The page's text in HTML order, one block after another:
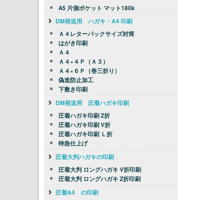
A5 片側ポケット マット180k
DM発送用 ハガキ・A4 印刷
Ａ４レターパックサイズ封筒
はがき印刷
Ａ４
Ａ４×４Ｐ（Ａ３）
Ａ４×６Ｐ（巻三折り）
偽造防止加工
下敷き印刷
DM発送用 圧着ハガキ印刷
圧着ハガキ印刷 Z折
圧着ハガキ印刷 V折
圧着ハガキ印刷 Ｌ折
特急仕上げ
圧着大判ハガキの印刷
圧着大判 ロングハガキ V折印刷
圧着大判 ロングハガキ Z折印刷
圧着A4 の印刷